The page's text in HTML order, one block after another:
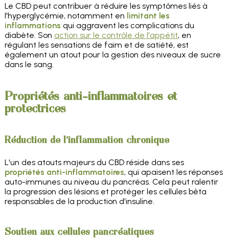
Le CBD peut contribuer à réduire les symptômes liés à
l'hyperglycémie, notamment en limitant les
inflammations qui aggravent les complications du
diabète. Son action sur le contrôle de l'appétit, en
régulant les sensations de faim et de satiété, est
également un atout pour la gestion des niveaux de sucre
dans le sang.
Propriétés anti-inflammatoires et
protectrices
Réduction de l'inflammation chronique
L'un des atouts majeurs du CBD réside dans ses
propriétés anti-inflammatoires, qui apaisent les réponses
auto-immunes au niveau du pancréas. Cela peut ralentir
la progression des lésions et protéger les cellules bêta
responsables de la production d'insuline.
Soutien aux cellules pancréatiques